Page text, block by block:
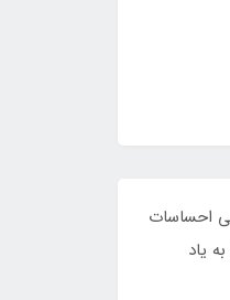
احساسات
یاد